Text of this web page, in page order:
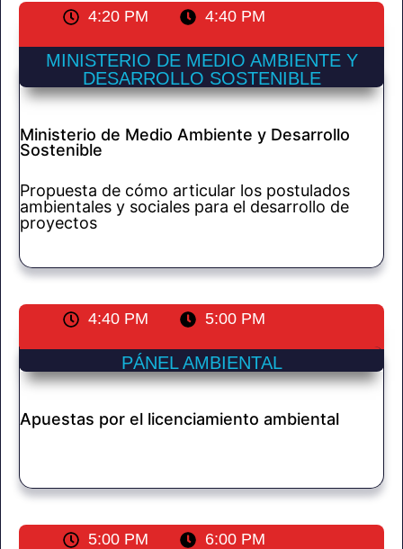
4:20 PM 4:40 PM
MINISTERIO DE MEDIO AMBIENTE Y
DESARROLLO SOSTENIBLE
Ministerio de Medio Ambiente y Desarrollo
Sostenible
Propuesta de cómo articular los postulados
ambientales y sociales para el desarrollo de
proyectos
4:40 PM 5:00 PM
PÁNEL AMBIENTAL
Apuestas por el licenciamiento ambiental
5:00 PM 6:00 PM